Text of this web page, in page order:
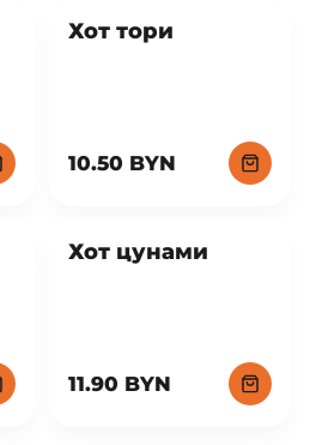
Хот тори
10.50 BYN
Хот цунами
11.90 BYN